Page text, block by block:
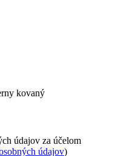
kovaný
údajov za účelom
údajov)